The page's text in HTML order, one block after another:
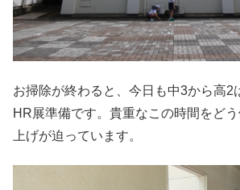
お掃除が終わると、今日も中3から高2
HR展準備です。貴重なこの時間をど
上げが迫っています。